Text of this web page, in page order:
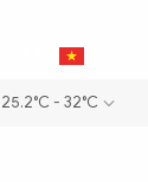
Thực hiện Nghị
25.2°C - 32°C